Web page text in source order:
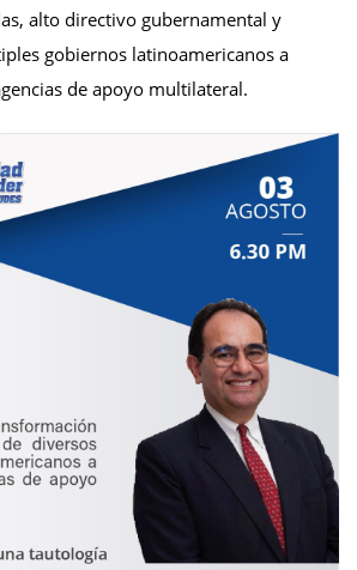
alto directivo gubernamental y
gobiernos latinoamericanos a
de apoyo multilateral.